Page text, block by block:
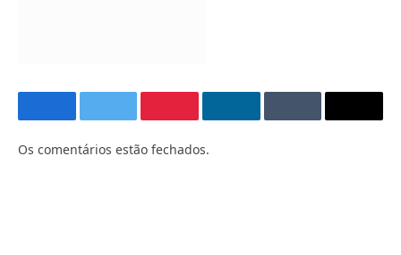
FacebookTwitter PinterestO
Tumblr E-
Os comentários estão fechados.